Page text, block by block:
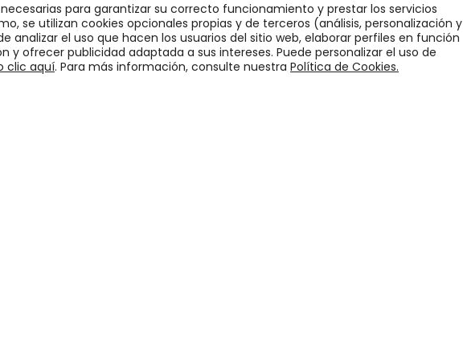
para garantizar su correcto funcionamiento y prestar los servicios
se utilizan cookies opcionales propias y de terceros (análisis, personalización y
analizar el uso que hacen los usuarios del sitio web, elaborar perfiles en función
y ofrecer publicidad adaptada a sus intereses. Puede personalizar el uso de
clic aquí. Para más información, consulte nuestra Política de Cookies.